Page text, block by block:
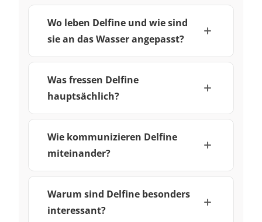
Wo leben Delfine und wie sind
sie an das Wasser angepasst?
Was fressen Delfine
hauptsächlich?
Wie kommunizieren Delfine
miteinander?
Warum sind Delfine besonders
interessant?